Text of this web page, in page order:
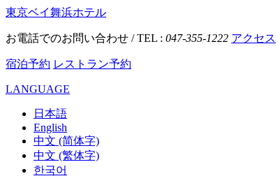
東京ベイ舞浜ホテル
お電話でのお問い合わせ / TEL : 047-355-1222 アクセス
宿泊予約 レストラン予約
LANGUAGE
日本語
English
中文 (简体字)
中文 (繁体字)
한국어